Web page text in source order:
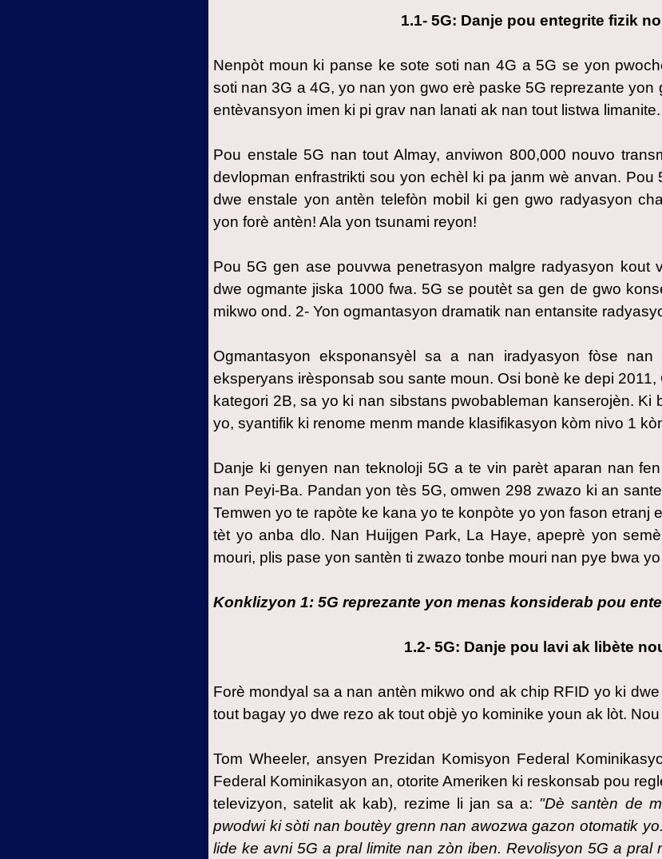
1.1- 5G: Danje pou entegrite fizik
Nenpòt moun ki panse ke sote soti nan 4G a 5G se yon
soti nan 3G a 4G, yo nan yon gwo erè paske 5G reprezante
entèvansyon imen ki pi grav nan lanati ak nan tout listwa limanite.
Pou enstale 5G nan tout Almay, anviwon 800,000 nouvo
devlopman enfrastrikti sou yon echèl ki pa janm wè anvan. Pou
dwe enstale yon antèn telefòn mobil ki gen gwo radyasyon
yon forè antèn! Ala yon tsunami reyon!
Pou 5G gen ase pouvwa penetrasyon malgre radyasyon kout
dwe ogmante jiska 1000 fwa. 5G se poutèt sa gen de gwo
mikwo ond. 2- Yon ogmantasyon dramatik nan entansite
Ogmantasyon eksponansyèl sa a nan iradyasyon fòse
eksperyans irèsponsab sou sante moun. Osi bonè ke depi
kategori 2B, sa yo ki nan sibstans pwobableman kanserojèn. Ki
yo, syantifik ki renome menm mande klasifikasyon kòm nivo 1
Danje ki genyen nan teknoloji 5G a te vin parèt aparan nan
nan Peyi-Ba. Pandan yon tès 5G, omwen 298 zwazo ki an
Temwen yo te rapòte ke kana yo te konpòte yo yon fason etranj
tèt yo anba dlo. Nan Huijgen Park, La Haye, apeprè yon
mouri, plis pase yon santèn ti zwazo tonbe mouri nan pye bwa
Konklizyon 1: 5G reprezante yon menas konsiderab pou
1.2- 5G: Danje pou lavi ak libète
Forè mondyal sa a nan antèn mikwo ond ak chip RFID yo ki
tout bagay yo dwe rezo ak tout objè yo kominike youn ak lòt.
Tom Wheeler, ansyen Prezidan Komisyon Federal
Federal Kominikasyon an, otorite Ameriken ki reskonsab pou
televizyon, satelit ak kab), rezime li jan sa a: "Dè santèn de
pwodwi ki sòti nan boutèy grenn nan awozwa gazon otomatik
lide ke avni 5G a pral limite nan zòn iben. Revolisyon 5G a pral